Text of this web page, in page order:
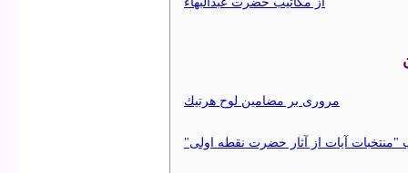
مروری بر مضامين لوح هرتيك
"منتخبات آيات از آثار حضرت نقطه اولی